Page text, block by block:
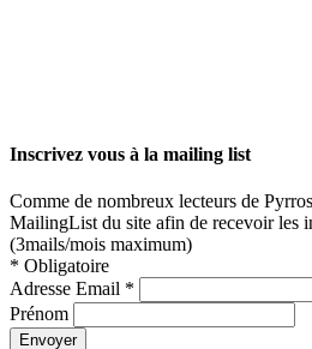
Inscrivez vous à la mailing list
Comme de nombreux lecteurs de
MailingList du site afin de recevoir les
(3mails/mois maximum)
* Obligatoire
Adresse Email *
Prénom